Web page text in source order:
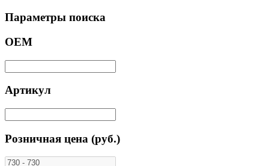
Параметры поиска
ОЕМ
Артикул
Розничная цена (руб.)